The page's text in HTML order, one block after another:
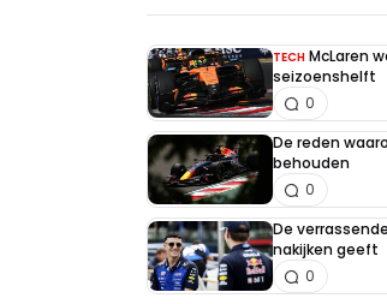
TECH McLaren
seizoenshelft
0
De reden
behouden
0
De
nakijken geeft
0